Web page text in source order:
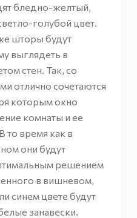
бледно-желтый,
голубой цвет.
шторы будут
выглядеть в
стен. Так, со
отлично сочетаются
которым окно
комнаты и ее
то время как в
они будут
решением
в вишневом,
синем цвете будут
занавески.